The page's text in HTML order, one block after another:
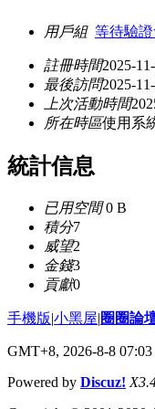
用戶組 等待驗證
註冊時間2025-
最後訪問2025-
上次活動時間
所在時區使用系
統計信息
已用空間0 B
積分7
威望2
金錢3
貢獻0
手機版|小黑屋|圈圈論
GMT+8, 2026-8-8 07:03
Powered by Discuz!